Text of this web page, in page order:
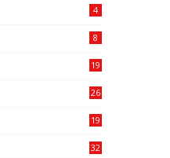
4
8
19
26
19
32